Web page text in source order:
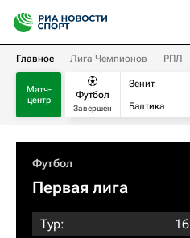
Главное Лига Чемпионов РПЛ
Матч-
центр
Футбол
Завершен
Зенит
Балтика
Футбол
Первая лига
Тур:
16